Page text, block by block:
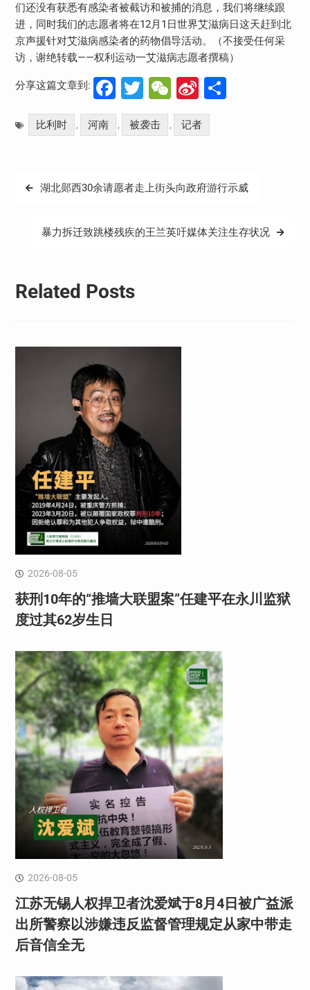
们还没有获悉有感染者被截访和被捕的消息，我们将继续跟
进，同时我们的志愿者将在12月1日世界艾滋病日这天赶到北
京声援针对艾滋病感染者的药物倡导活动。（不接受任何采
访，谢绝转载——权利运动一艾滋病志愿者撰稿）
分享这篇文章到: Facebook
Twitter
WeChat
Sina
Weibo
分
比利时 , 河南 , 被袭击 , 记者
文
湖北郧西30余请愿者走上街头向政府游行示威
暴力拆迁致跳楼残疾的王兰英吁媒体关注生存状况
Related Posts
2026-08-05
获刑10年的“推墙大联盟案”任建平在永川监狱
度过其62岁生日
2026-08-05
江苏无锡人权捍卫者沈爱斌于8月4日被广益派
出所警察以涉嫌违反监督管理规定从家中带走
后音信全无